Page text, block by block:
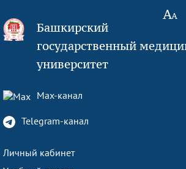
Башкирский
государственный
университет
Max-канал
Telegram-канал
Личный кабинет